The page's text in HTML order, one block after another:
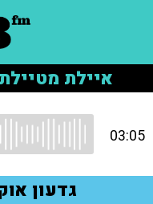
איילת
03:05
גדעון